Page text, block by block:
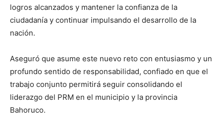
logros alcanzados y mantener la confianza de la
ciudadanía y continuar impulsando el desarrollo de la
nación.
Aseguró que asume este nuevo reto con entusiasmo y un
profundo sentido de responsabilidad, confiado en que el
trabajo conjunto permitirá seguir consolidando el
liderazgo del PRM en el municipio y la provincia
Bahoruco.